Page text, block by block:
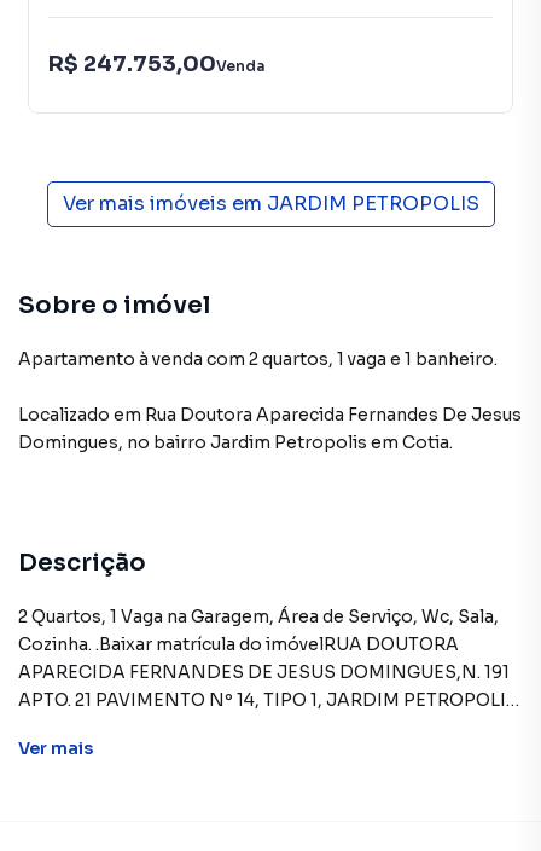
R$ 247.753,00Venda
Ver mais imóveis em JARDIM PETROPOLIS
Sobre o imóvel
Apartamento à venda com 2 quartos, 1 vaga e 1 banheiro.
Localizado em Rua Doutora Aparecida Fernandes De Jesus
Domingues, no bairro Jardim Petropolis em Cotia.
Descrição
2 Quartos, 1 Vaga na Garagem, Área de Serviço, Wc, Sala,
Cozinha. .Baixar matrícula do imóvelRUA DOUTORA
APARECIDA FERNANDES DE JESUS DOMINGUES,N. 191
APTO. 21 PAVIMENTO Nº 14, TIPO 1, JARDIM PETROPOLIS
PAGAMENTO ACEITAS: Exclusivamente à vista (somente
Ver mais